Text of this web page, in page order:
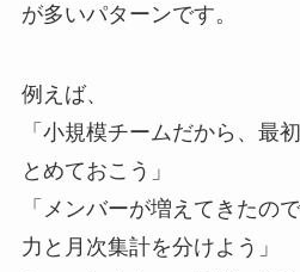
が多いパターンです。
例えば、
「小規模チームだから、最
とめておこう」
「メンバーが増えてきたの
力と月次集計を分けよう」